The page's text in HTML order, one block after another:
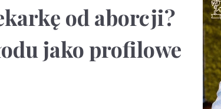
od aborcji?
jako profilowe